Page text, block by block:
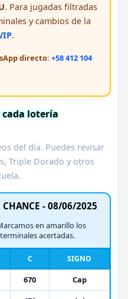
. Para jugadas filtradas
y cambios de la
.
directo: +58 412 104
cada lotería
del día. Puedes revisar
Triple Dorado y otros
- 08/06/2025
en amarillo los
acertadas.
C SIGNO
670
Cap